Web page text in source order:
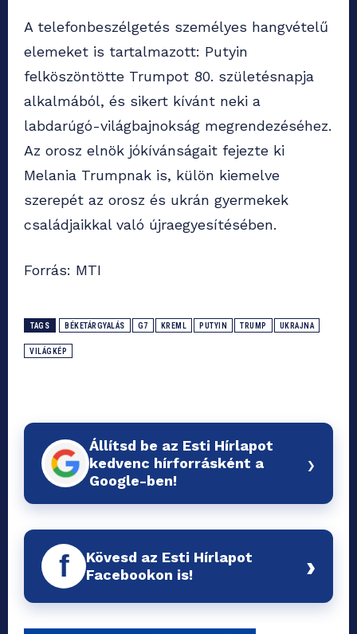
A telefonbeszélgetés személyes hangvételű
elemeket is tartalmazott: Putyin
felköszöntötte Trumpot 80. születésnapja
alkalmából, és sikert kívánt neki a
labdarúgó-világbajnokság megrendezéséhez.
Az orosz elnök jókívánságait fejezte ki
Melania Trumpnak is, külön kiemelve
szerepét az orosz és ukrán gyermekek
családjaikkal való újraegyesítésében.
Forrás: MTI
TAGS BÉKETÁRGYALÁS G7 KREML PUTYIN TRUMP UKRAJNA
VILÁGKÉP
Állítsd be az Esti Hírlapot
kedvenc hírforrásként a
Google-ben!
›
f
Kövesd az Esti Hírlapot
Facebookon is!
›